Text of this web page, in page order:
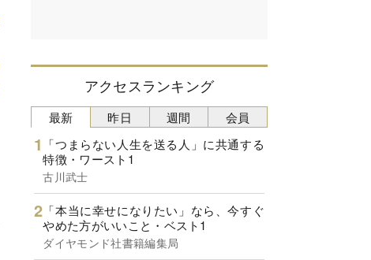
アクセスランキング
最新
「つまらない人生を送る人」に共通する
特徴・ワースト1
古川武士
「本当に幸せになりたい」なら、今すぐ
やめた方がいいこと・ベスト1
ダイヤモンド社書籍編集局
昨日 週間 会員